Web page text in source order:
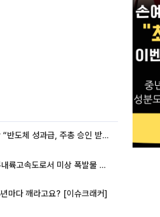
김정관 장관 “반도체 성과급, 주총 승인 받도록”…상법·자본시장법 개정 시사
륙고속도로서 미상 폭발물 발견
마다 깨라고요? [이슈크래커]